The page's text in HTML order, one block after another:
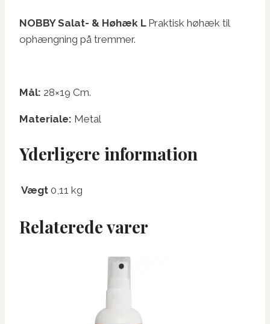
NOBBY Salat- & Høhæk L Praktisk høhæk til
ophængning på tremmer.
Mål: 28×19 Cm.
Materiale: Metal
Yderligere information
Vægt 0,11 kg
Relaterede varer